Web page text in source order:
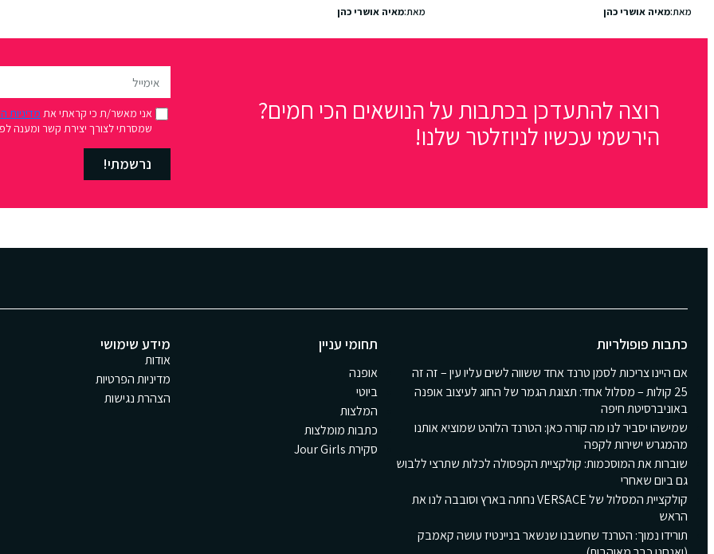
מאת:מאיה אושרי כהן מאת:מאיה אושרי כהן
רוצה להתעדכן בכתבות על הנושאים הכי חמים?
הירשמי עכשיו לניוזלטר שלנו!
אני מאשר/ת כי קראתי את מדיניות
שמסרתי לצורך יצירת קשר ומענה
נרשמתי!
כתבות פופולריות
אם היינו צריכות לסמן טרנד אחד ששווה לשים עליו עין – זה זה
25 קולות – מסלול אחד: תצוגת הגמר של החוג לעיצוב אופנה
באוניברסיטת חיפה
שמישהו יסביר לנו מה קורה כאן: הטרנד הלוהט שמוציא אותנו
מהמגרש ישירות לקפה
שוברות את המוסכמות: קולקציית הקפסולה לכלות שתרצי ללבוש
גם ביום שאחרי
קולקציית המסלול של VERSACE נחתה בארץ וסובבה לנו את
הראש
תורידו נמוך: הטרנד שחשבנו שנשאר בניינטיז עושה קאמבק
תחומי עניין
אופנה
ביוטי
המלצות
כתבות מומלצות
סקירת Jour Girls
מידע שימושי
אודות
מדיניות הפרטיות
הצהרת נגישות